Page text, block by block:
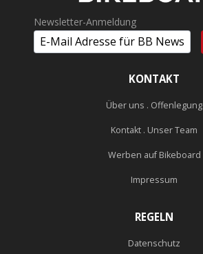
Newsletter-Anmeldung
KONTAKT
Über uns . Offenlegung
Kontakt . Unser Team
Werben auf Bikeboard
Impressum
REGELN
Datenschutz